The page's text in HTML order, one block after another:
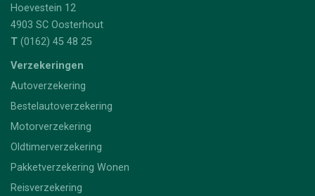
Hoevestein 12
4903 SC Oosterhout
T (0162) 45 48 25
Verzekeringen
Autoverzekering
Bestelautoverzekering
Motorverzekering
Oldtimerverzekering
Pakketverzekering Wonen
Reisverzekering